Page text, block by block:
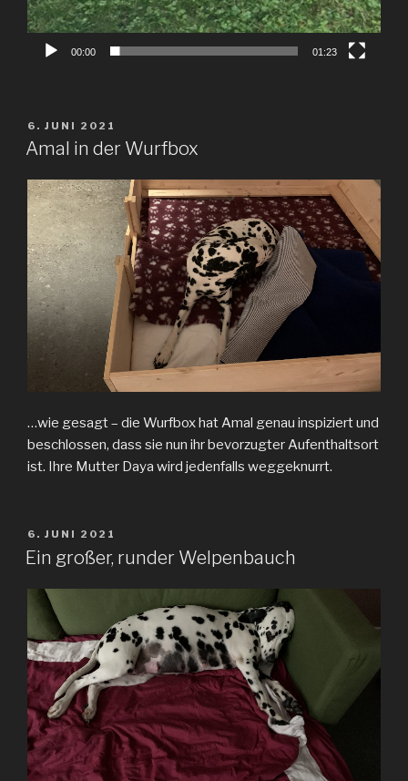
00:00 01:23
VERÖFFENTLICHT
AM
6. JUNI 2021
Amal in der Wurfbox
…wie gesagt – die Wurfbox hat Amal genau inspiziert und
beschlossen, dass sie nun ihr bevorzugter Aufenthaltsort
ist. Ihre Mutter Daya wird jedenfalls weggeknurrt.
VERÖFFENTLICHT
AM
6. JUNI 2021
Ein großer, runder Welpenbauch